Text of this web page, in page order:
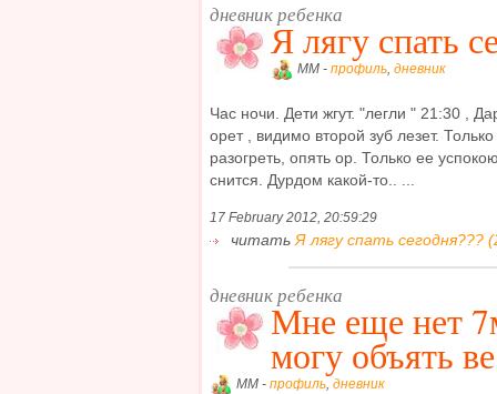
дневник ребенка
Я лягу спать
MM - профиль, дневник
Час ночи. Дети жгут. "легли " 21:30 ,
орет , видимо второй зуб лезет.
разогреть, опять ор. Только ее
снится. Дурдом какой-то.. ...
17 February 2012, 20:59:29
читать Я лягу спать сегодня???
дневник ребенка
Мне еще нет
могу объять
MM - профиль, дневник